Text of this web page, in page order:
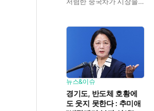
뉴스&이슈
경기도, 반도체 호황에
도 웃지 못한다 : 추미애